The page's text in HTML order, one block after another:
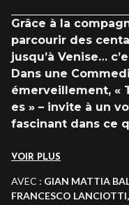
Grâce à la
parcourir des
jusqu’à Venise…
Dans une
émerveillement, «
es » – invite à un
fascinant dans ce
VOIR PLUS
AVEC : GIAN MATTIA
FRANCESCO